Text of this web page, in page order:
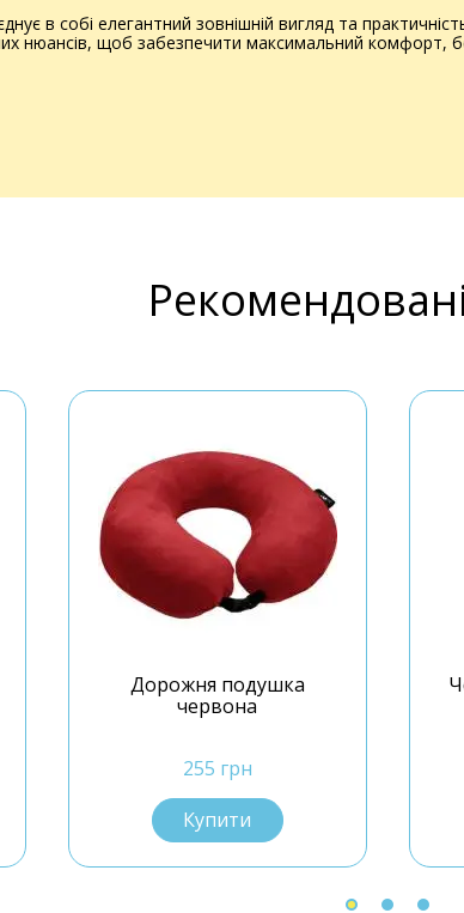
в собі елегантний зовнішній вигляд та
нюансів, щоб забезпечити максимальний комфорт,
Дорожня подушка
червона
255 грн
Купити